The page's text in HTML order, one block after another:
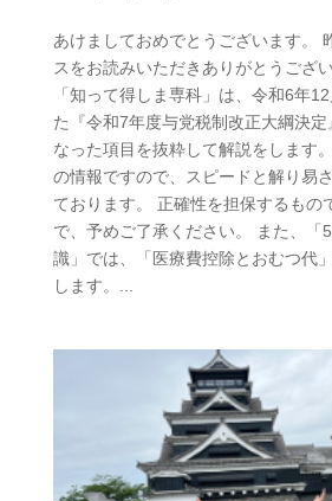
あけましておめでとうございます。
スをお読みいただきありがとうござ
「知って得しま専科」は、令和6年
た『令和7年度与党税制改正大綱決
なった項目を抜粋して解説をします
の情報ですので、スピードと解り易
ております。 正確性を担保するもの
で、予めご了承ください。 また、「
識」では、「医療費控除とおむつ代
します。...